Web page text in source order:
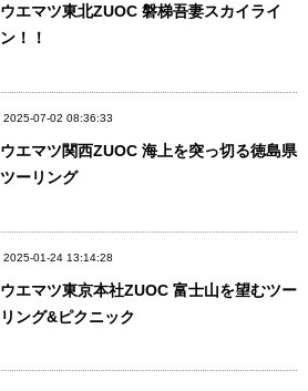
ウエマツ東北ZUOC 磐梯吾妻スカイライ
ン！！
2025-07-02 08:36:33
ウエマツ関西ZUOC 海上を突っ切る徳島県
ツーリング
2025-01-24 13:14:28
ウエマツ東京本社ZUOC 富士山を望むツー
リング&ピクニック